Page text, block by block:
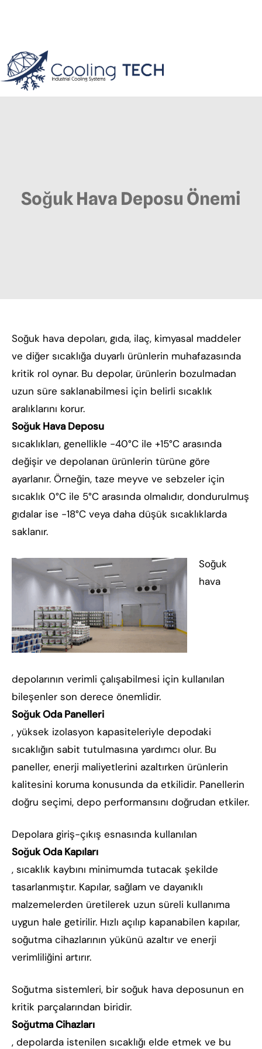
Soğuk Hava Deposu Önemi
Soğuk hava depoları, gıda, ilaç, kimyasal maddeler
ve diğer sıcaklığa duyarlı ürünlerin muhafazasında
kritik rol oynar. Bu depolar, ürünlerin bozulmadan
uzun süre saklanabilmesi için belirli sıcaklık
aralıklarını korur.
Soğuk Hava Deposu
sıcaklıkları, genellikle -40°C ile +15°C arasında
değişir ve depolanan ürünlerin türüne göre
ayarlanır. Örneğin, taze meyve ve sebzeler için
sıcaklık 0°C ile 5°C arasında olmalıdır, dondurulmuş
gıdalar ise -18°C veya daha düşük sıcaklıklarda
saklanır.
Soğuk
hava
depolarının verimli çalışabilmesi için kullanılan
bileşenler son derece önemlidir.
Soğuk Oda Panelleri
, yüksek izolasyon kapasiteleriyle depodaki
sıcaklığın sabit tutulmasına yardımcı olur. Bu
paneller, enerji maliyetlerini azaltırken ürünlerin
kalitesini koruma konusunda da etkilidir. Panellerin
doğru seçimi, depo performansını doğrudan etkiler.
Depolara giriş-çıkış esnasında kullanılan
Soğuk Oda Kapıları
, sıcaklık kaybını minimumda tutacak şekilde
tasarlanmıştır. Kapılar, sağlam ve dayanıklı
malzemelerden üretilerek uzun süreli kullanıma
uygun hale getirilir. Hızlı açılıp kapanabilen kapılar,
soğutma cihazlarının yükünü azaltır ve enerji
verimliliğini artırır.
Soğutma sistemleri, bir soğuk hava deposunun en
kritik parçalarından biridir.
Soğutma Cihazları
, depolarda istenilen sıcaklığı elde etmek ve bu